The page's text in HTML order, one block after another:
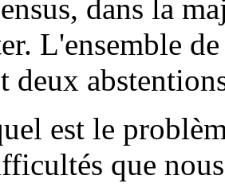
dans la
L'ensemble
deux
est le
que